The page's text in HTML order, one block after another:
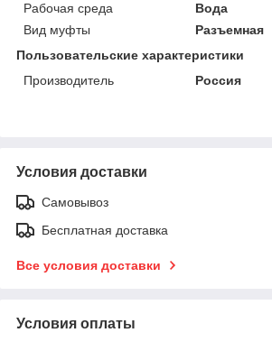
Рабочая среда
Вода
Вид муфты
Разъемная
Пользовательские характеристики
Производитель
Россия
Условия доставки
Самовывоз
Бесплатная доставка
Все условия доставки
Условия оплаты